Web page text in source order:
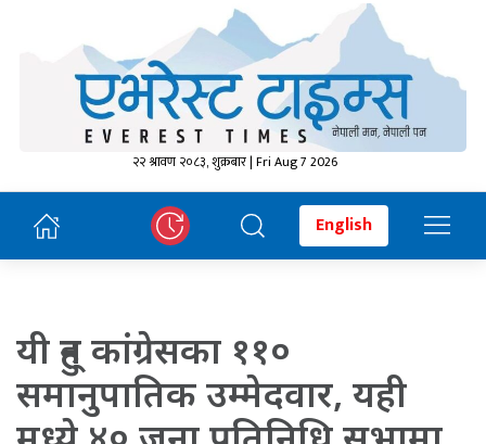
२२ श्रावण २०८३, शुक्रबार | Fri Aug 7 2026
English
यी हुन् कांग्रेसका ११०
समानुपातिक उम्मेदवार, यही